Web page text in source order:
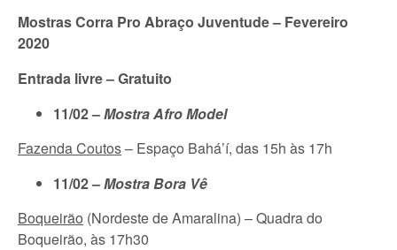
Mostras Corra Pro Abraço Juventude – Fevereiro
2020
Entrada livre – Gratuito
11/02 –Mostra Afro Model
Fazenda Coutos– Espaço Bahá’í, das 15h às 17h
11/02 –Mostra Bora Vê
Boqueirão (Nordeste de Amaralina) – Quadra do
Boqueirão, às 17h30